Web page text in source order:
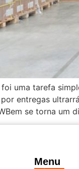
uma tarefa
entregas
se torna um
Menu